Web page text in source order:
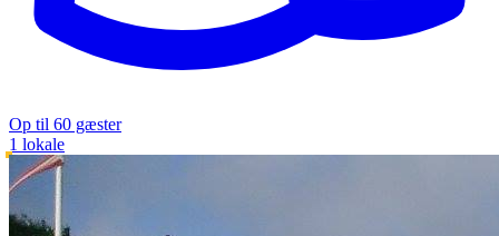
Op til 60 gæster
1 lokale